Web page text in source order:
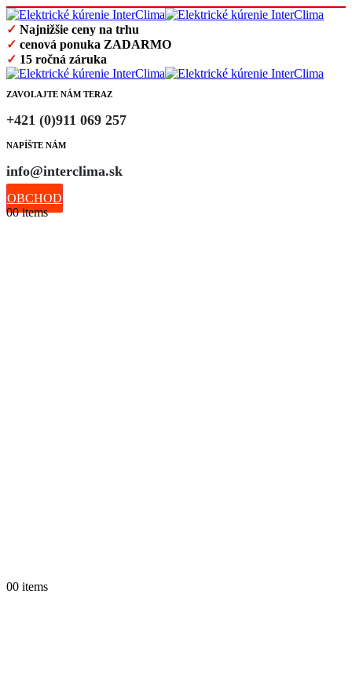
✓ Najnižšie ceny na trhu
✓ cenová ponuka ZADARMO
✓ 15 ročná záruka
ZAVOLAJTE NÁM TERAZ
+421 (0)911 069 257
NAPÍŠTE NÁM
info@interclima.sk
OBCHOD
00 items
00 items